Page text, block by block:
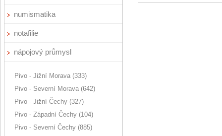
numismatika
notafilie
nápojový průmysl
Pivo - Jižní Morava (333)
Pivo - Severní Morava (642)
Pivo - Jižní Čechy (327)
Pivo - Západní Čechy (104)
Pivo - Severní Čechy (885)